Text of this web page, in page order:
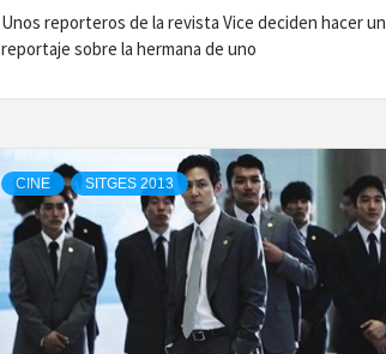
Unos reporteros de la revista Vice deciden hacer un
reportaje sobre la hermana de uno
CINE SITGES 2013